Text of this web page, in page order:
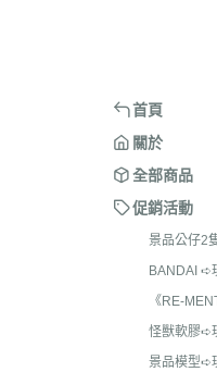
首頁
關於
全部商品
促銷活動
景品公仔2
BANDAI ➪
《RE-
怪獸軟膠➪
景品模型➪